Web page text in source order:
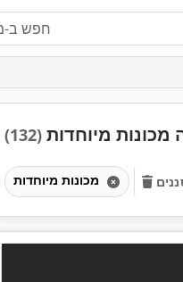
מיוחדות (132)